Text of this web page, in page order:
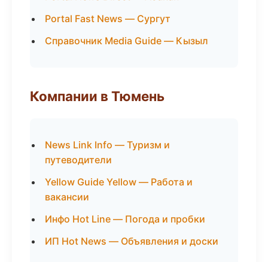
Portal Fast News — Сургут
Справочник Media Guide — Кызыл
Компании в Тюмень
News Link Info — Туризм и
путеводители
Yellow Guide Yellow — Работа и
вакансии
Инфо Hot Line — Погода и пробки
ИП Hot News — Объявления и доски